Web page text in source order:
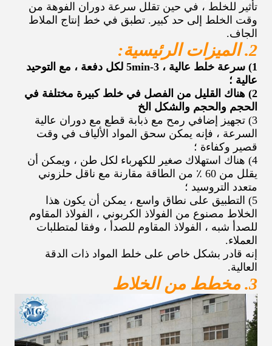
تأثير للخلط ، في حين تقلل سرعة دوران الفوهة من
وقت الخلط إلى حد كبير. تطبق في خط إنتاج الملاط
الجاف.
2. الميزات الرئيسية:
1) سرعة خلط عالية ، 3-5min لكل دفعة ، مع التوحيد
عالية ؛
2) هناك القليل من الفصل في خلط كبيرة مختلفة في
الحجم والحجم والشكل الخ
3) تجهيز إضافي رمح مع ذبابة قطع مع دوران عالية
السرعة ، فإنه يمكن سحق المواد الألياف في وقت
قصير وكفاءة ؛
4) هناك استهلاك صغير للكهرباء لكل طن ، ويمكن أن
يقلل من 60 ٪ من الطاقة مقارنة مع ناقل حلزوني
متعدد التروسيد ؛
5) التطبيق على نطاق واسع ، يمكن أن يكون هذا
الخلاط مصنوع من الفولاذ الكربوني ، الفولاذ المقاوم
للصدأ شبه ، الفولاذ المقاوم للصدأ ، وفقا لمتطلبات
العملاء.
إنه قادر بشكل خاص على خلط المواد ذات الدقة
العالية.
3. مخطط من الخلاط